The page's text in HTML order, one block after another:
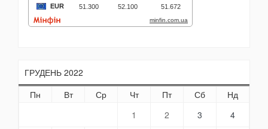
ГРУДЕНЬ 2022
Пн
Вт Ср Чт Пт Сб
Нд
1
2 3 4